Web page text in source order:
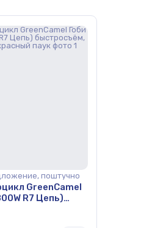
поштучно
GreenCamel
R7 Цепь)
тормоз,